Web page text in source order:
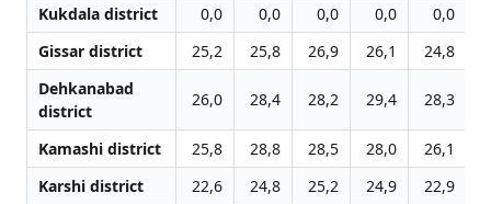
Kukdala district
0,0 0,0 0,0 0,0
0,0
Gissar district
25,2 25,8 26,9 26,1 24,8
Dehkanabad
district
26,0 28,4 28,2 29,4 28,3
Kamashi district 25,8 28,8 28,5 28,0 26,1
Karshi district
22,6 24,8 25,2 24,9 22,9